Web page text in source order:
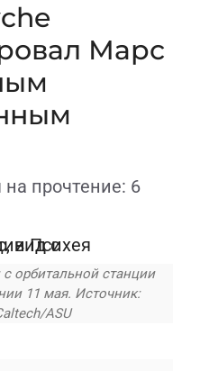
Марс
прочтение: 6
орбитальной станции
11 мая. Источник:
ASU